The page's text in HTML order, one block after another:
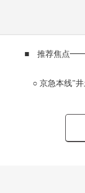
■ 推荐焦点
○ 京急本线"井
○ 全体生活能
○ 不在时有便
○ 在全居室有